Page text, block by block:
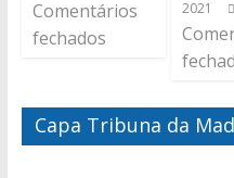
Comentários
fechados
2021
Capa Tribuna da